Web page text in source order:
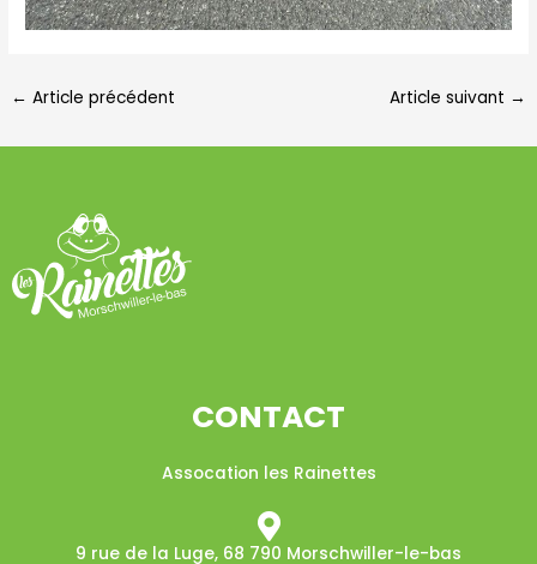
← Article précédent Article suivant →
CONTACT
Assocation les Rainettes
9 rue de la Luge, 68 790 Morschwiller-le-bas​